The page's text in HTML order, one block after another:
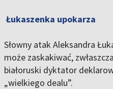
Łukaszenka upokarza
Słowny atak Aleksandra
może zaskakiwać,
białoruski dyktator
„wielkiego dealu”.